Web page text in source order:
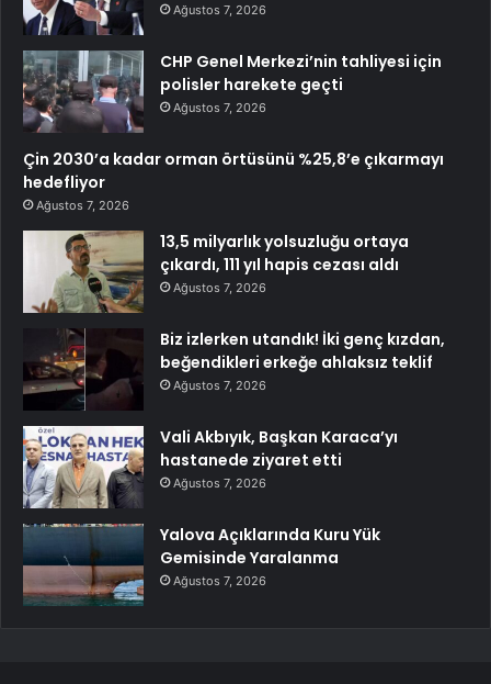
Ağustos 7, 2026
CHP Genel Merkezi’nin tahliyesi için
polisler harekete geçti
Ağustos 7, 2026
Çin 2030’a kadar orman örtüsünü %25,8’e çıkarmayı
hedefliyor
Ağustos 7, 2026
13,5 milyarlık yolsuzluğu ortaya
çıkardı, 111 yıl hapis cezası aldı
Ağustos 7, 2026
Biz izlerken utandık! İki genç kızdan,
beğendikleri erkeğe ahlaksız teklif
Ağustos 7, 2026
Vali Akbıyık, Başkan Karaca’yı
hastanede ziyaret etti
Ağustos 7, 2026
Yalova Açıklarında Kuru Yük
Gemisinde Yaralanma
Ağustos 7, 2026